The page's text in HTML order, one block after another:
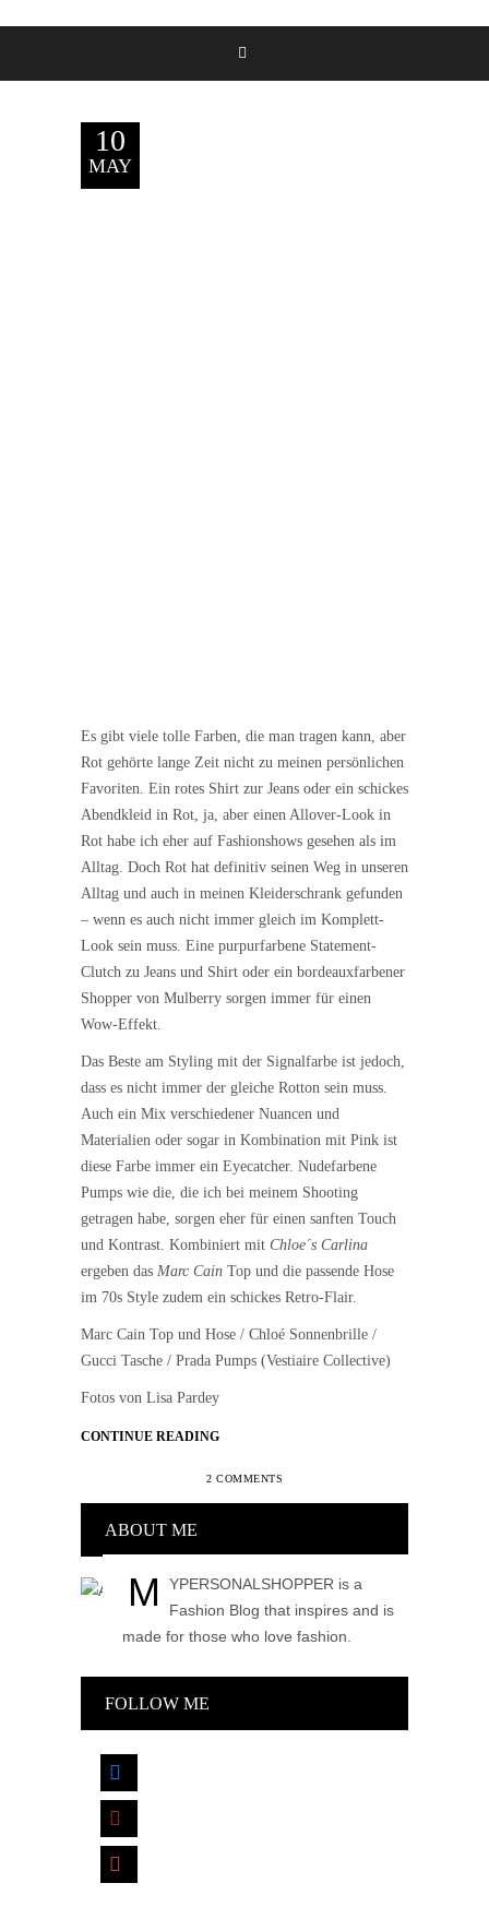
10
MAY
Es gibt viele tolle Farben, die man tragen kann, aber
Rot gehörte lange Zeit nicht zu meinen persönlichen
Favoriten. Ein rotes Shirt zur Jeans oder ein schickes
Abendkleid in Rot, ja, aber einen Allover-Look in
Rot habe ich eher auf Fashionshows gesehen als im
Alltag. Doch Rot hat definitiv seinen Weg in unseren
Alltag und auch in meinen Kleiderschrank gefunden
– wenn es auch nicht immer gleich im Komplett-
Look sein muss. Eine purpurfarbene Statement-
Clutch zu Jeans und Shirt oder ein bordeauxfarbener
Shopper von Mulberry sorgen immer für einen
Wow-Effekt.
Das Beste am Styling mit der Signalfarbe ist jedoch,
dass es nicht immer der gleiche Rotton sein muss.
Auch ein Mix verschiedener Nuancen und
Materialien oder sogar in Kombination mit Pink ist
diese Farbe immer ein Eyecatcher. Nudefarbene
Pumps wie die, die ich bei meinem Shooting
getragen habe, sorgen eher für einen sanften Touch
und Kontrast. Kombiniert mit Chloe´s Carlina
ergeben das Marc Cain Top und die passende Hose
im 70s Style zudem ein schickes Retro-Flair.
Marc Cain Top und Hose / Chloé Sonnenbrille /
Gucci Tasche / Prada Pumps (Vestiaire Collective)
Fotos von Lisa Pardey
CONTINUE READING
2 COMMENTS
ABOUT ME
M
YPERSONALSHOPPER is a
Fashion Blog that inspires and is
made for those who love fashion.
FOLLOW ME
facebook
pinterest
instagram